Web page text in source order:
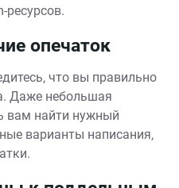
ресурсов.
опечаток
что вы правильно
Даже небольшая
вам найти нужный
варианты написания‚